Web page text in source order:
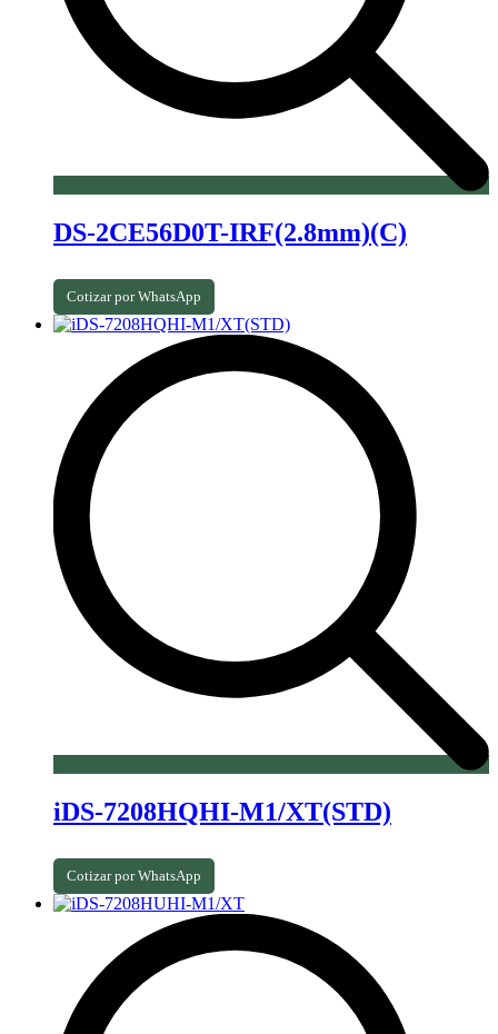
DS-2CE56D0T-IRF(2.8mm)(C)
Cotizar por WhatsApp
iDS-7208HQHI-M1/XT(STD)
Cotizar por WhatsApp